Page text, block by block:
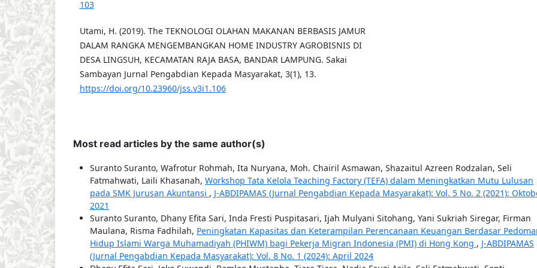
103
Utami, H. (2019). The TEKNOLOGI OLAHAN MAKANAN BERBASIS JAMUR
DALAM RANGKA MENGEMBANGKAN HOME INDUSTRY AGROBISNIS DI
DESA LINGSUH, KECAMATAN RAJA BASA, BANDAR LAMPUNG. Sakai
Sambayan Jurnal Pengabdian Kepada Masyarakat, 3(1), 13.
https://doi.org/10.23960/jss.v3i1.106
Most read articles by the same author(s)
Suranto Suranto, Wafrotur Rohmah, Ita Nuryana, Moh. Chairil Asmawan, Shazaitul Azreen Rodzalan, Seli
Fatmahwati, Laili Khasanah, Workshop Tata Kelola Teaching Factory (TEFA) dalam Meningkatkan Mutu Lulusan
pada SMK Jurusan Akuntansi , J-ABDIPAMAS (Jurnal Pengabdian Kepada Masyarakat): Vol. 5 No. 2 (2021):
2021
Suranto Suranto, Dhany Efita Sari, Inda Fresti Puspitasari, Ijah Mulyani Sitohang, Yani Sukriah Siregar, Firman
Maulana, Risma Fadhilah, Peningkatan Kapasitas dan Keterampilan Perencanaan Keuangan Berdasar
Hidup Islami Warga Muhamadiyah (PHIWM) bagi Pekerja Migran Indonesia (PMI) di Hong Kong , J-ABDIPAMAS
(Jurnal Pengabdian Kepada Masyarakat): Vol. 8 No. 1 (2024): April 2024